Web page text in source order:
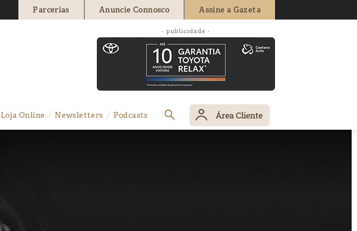
Parcerias Anuncie Connosco Assine a Gazeta
- publicidade -
Loja Online Newsletters Podcasts Área Cliente